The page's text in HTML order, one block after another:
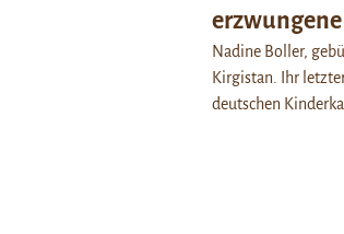
Nadine Boller,
Kirgistan. Ihr
deutschen